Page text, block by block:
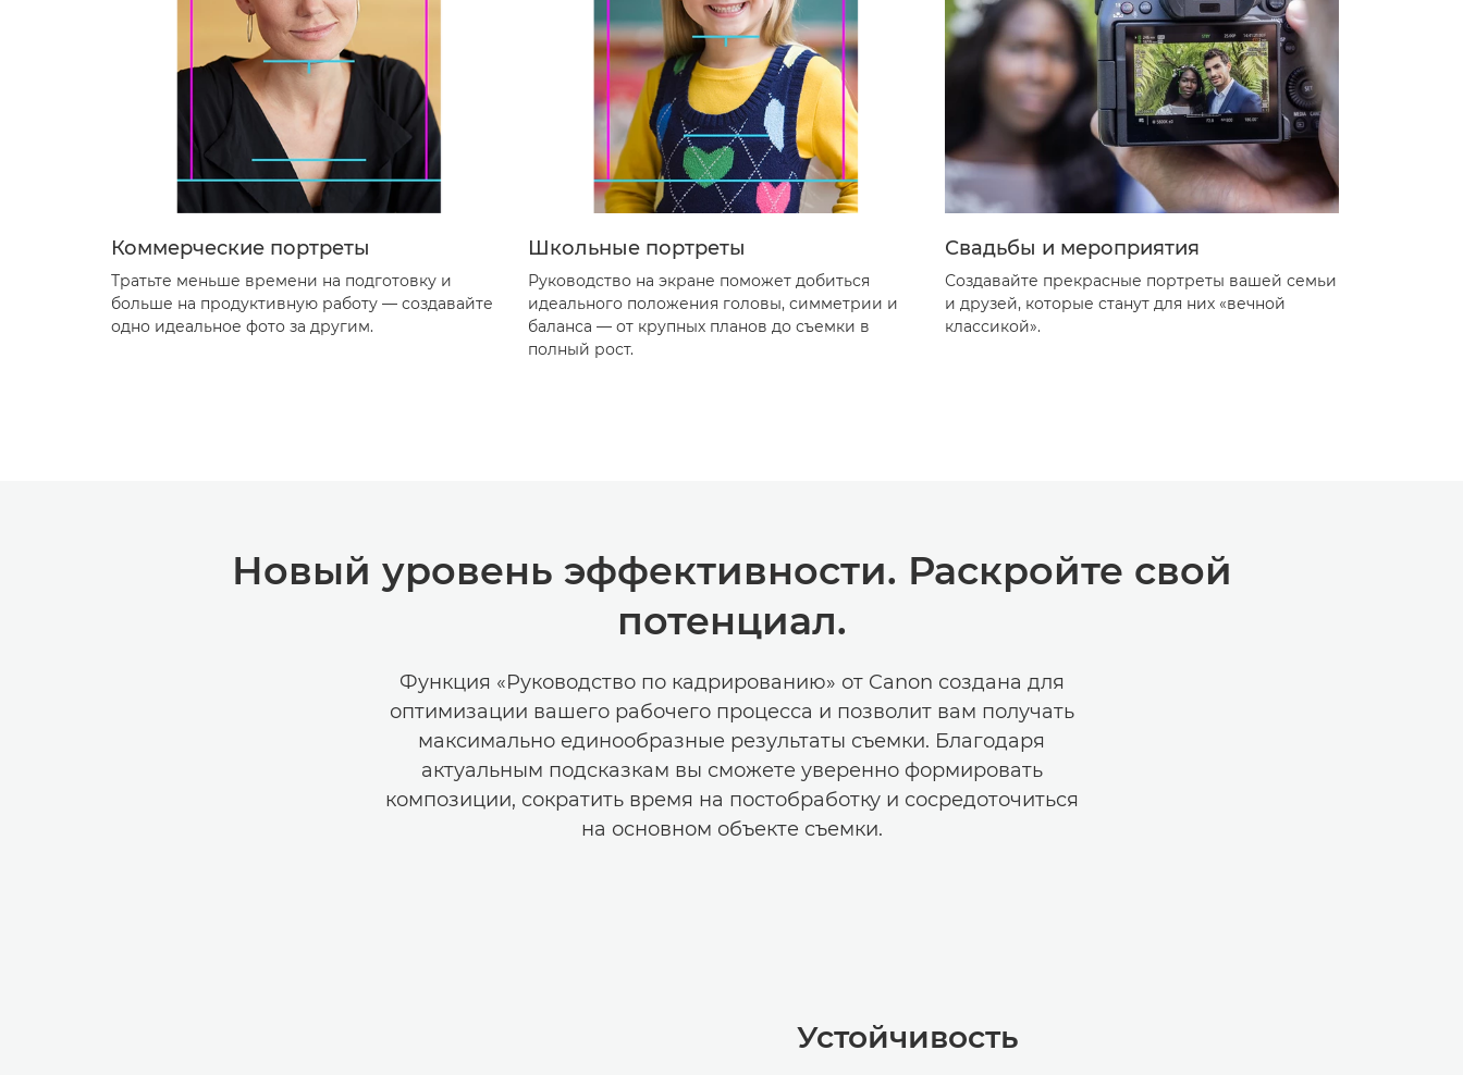
Коммерческие портреты
Тратьте меньше времени на подготовку и
больше на продуктивную работу — создавайте
одно идеальное фото за другим.
Школьные портреты
Руководство на экране поможет добиться
идеального положения головы, симметрии и
баланса — от крупных планов до съемки в
полный рост.
Свадьбы и мероприятия
Создавайте прекрасные портреты вашей семьи
и друзей, которые станут для них «вечной
классикой».
Новый уровень эффективности. Раскройте свой
потенциал.
Функция «Руководство по кадрированию» от Canon создана для
оптимизации вашего рабочего процесса и позволит вам получать
максимально единообразные результаты съемки. Благодаря
актуальным подсказкам вы сможете уверенно формировать
композиции, сократить время на постобработку и сосредоточиться
на основном объекте съемки.
Устойчивость